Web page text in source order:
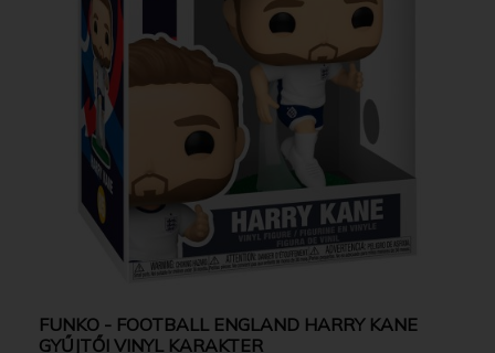
FUNKO - FOOTBALL ENGLAND HARRY KANE
GYŰJTŐI VINYL KARAKTER